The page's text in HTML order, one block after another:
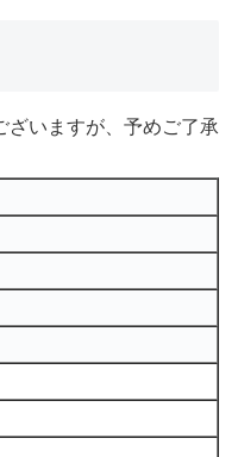
いますが、予めご了承